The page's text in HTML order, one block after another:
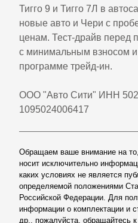
Тигго 9 и Тигго 7Л в
новые авто и Чери с
ценам. Тест-драйв перед
с минимальным взносом
программе трейд-ин.
ООО "Авто Сити" ИНН
1095024006417
Обращаем ваше внимание на
носит исключительно
каких условиях не является
определяемой положениями
Российской Федерации. Для
информации о комплектации и
др., пожалуйста, обращайтесь